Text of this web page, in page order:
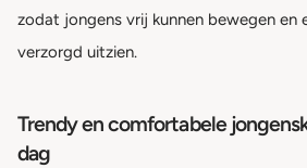
zodat jongens vrij kunnen bewegen en
verzorgd uitzien.
Trendy en comfortabele
dag